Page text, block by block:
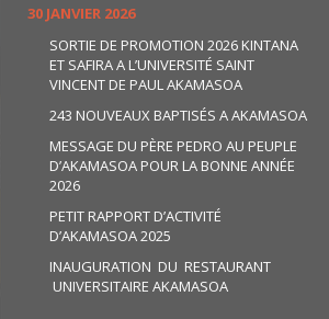
30 JANVIER 2026
SORTIE DE PROMOTION 2026 KINTANA
ET SAFIRA A L’UNIVERSITÉ SAINT
VINCENT DE PAUL AKAMASOA
243 NOUVEAUX BAPTISÉS A AKAMASOA
MESSAGE DU PÈRE PEDRO AU PEUPLE
D’AKAMASOA POUR LA BONNE ANNÉE
2026
PETIT RAPPORT D’ACTIVITÉ
D’AKAMASOA 2025
INAUGURATION DU RESTAURANT
UNIVERSITAIRE AKAMASOA